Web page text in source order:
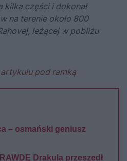
kilka części i dokonał
na terenie około 800
leżącej w pobliżu
pod ramką
– osmański geniusz
Drakula przeszedł